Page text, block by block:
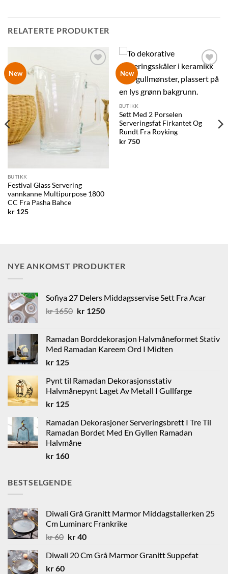
RELATERTE PRODUKTER
New
ønskelisten
BUTIKK
Festival Glass Servering
vannkanne Multipurpose 1800
CC Fra Pasha Bahce
kr125
New
ønskelisten
BUTIKK
Sett Med 2 Porselen
Serveringsfat Firkantet Og
Rundt Fra Royking
kr750
NYE ANKOMST PRODUKTER
Sofiya 27 Delers Middagsservise Sett Fra Acar
kr1650 Opprinnelig
kr 1650.
kr1250Nåværende
kr 1250.
Ramadan Borddekorasjon Halvmåneformet Stativ
Med Ramadan Kareem Ord I Midten
kr 125
Pynt til Ramadan Dekorasjonsstativ
Halvmånepynt Laget Av Metall I Gullfarge
kr 125
Ramadan Dekorasjoner Serveringsbrett I Tre Til
Ramadan Bordet Med En Gyllen Ramadan
Halvmåne
kr 160
BESTSELGENDE
Diwali Grå Granitt Marmor Middagstallerken 25
Cm Luminarc Frankrike
kr60 Opprinnelig
var:
kr40Nåværende
er:
Diwali 20 Cm Grå Marmor Granitt Suppefat
kr60